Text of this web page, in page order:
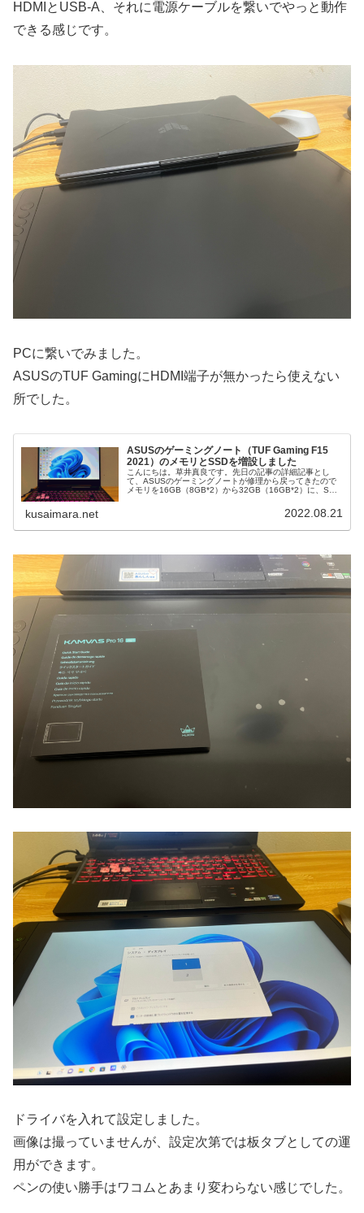
HDMIとUSB-A、それに電源ケーブルを繋いでやっと動作
できる感じです。
PCに繋いでみました。
ASUSのTUF GamingにHDMI端子が無かったら使えない
所でした。
ASUSのゲーミングノート（TUF Gaming F15
2021）のメモリとSSDを増設しました
こんにちは。草井真良です。先日の記事の詳細記事とし
て、ASUSのゲーミングノートが修理から戻ってきたので
メモリを16GB（8GB*2）から32GB（16GB*2）に、SSD
kusaimara.net 2022.08.21
ドライバを入れて設定しました。
画像は撮っていませんが、設定次第では板タブとしての運
用ができます。
ペンの使い勝手はワコムとあまり変わらない感じでした。